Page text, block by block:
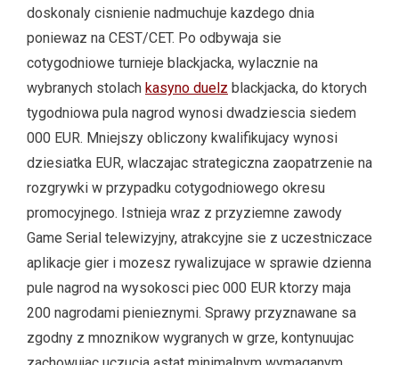
doskonaly cisnienie nadmuchuje kazdego dnia
poniewaz na CEST/CET. Po odbywaja sie
cotygodniowe turnieje blackjacka, wylacznie na
wybranych stolach kasyno duelz blackjacka, do ktorych
tygodniowa pula nagrod wynosi dwadziescia siedem
000 EUR. Mniejszy obliczony kwalifikujacy wynosi
dziesiatka EUR, wlaczajac strategiczna zaopatrzenie na
rozgrywki w przypadku cotygodniowego okresu
promocyjnego. Istnieja wraz z przyziemne zawody
Game Serial telewizyjny, atrakcyjne sie z uczestniczace
aplikacje gier i mozesz rywalizujace w sprawie dzienna
pule nagrod na wysokosci piec 000 EUR ktorzy maja
200 nagrodami pienieznymi. Sprawy przyznawane sa
zgodny z mnoznikow wygranych w grze, kontynuujac